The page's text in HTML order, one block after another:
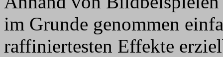
im Grunde genommen
raffiniertesten Effekte